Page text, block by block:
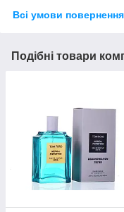
Всі умови повернення
Подібні товари